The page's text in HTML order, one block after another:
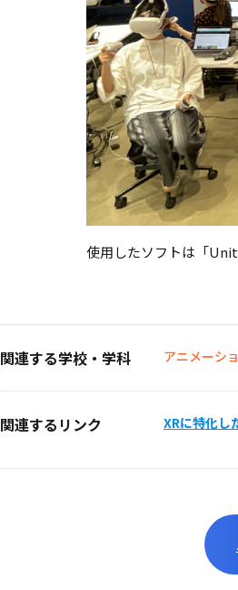
使用したソフトは「
関連する学校・学科 アニメーシ
関連するリンク XRに特化